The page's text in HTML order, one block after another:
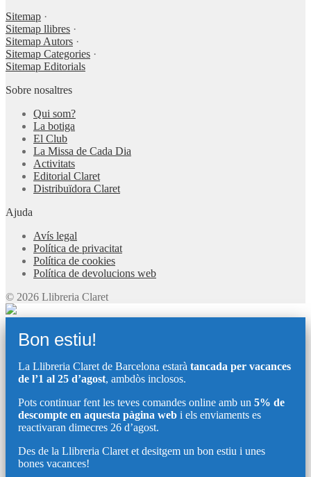
Sitemap ·
Sitemap llibres ·
Sitemap Autors ·
Sitemap Categories ·
Sitemap Editorials
Sobre nosaltres
Qui som?
La botiga
El Club
La Missa de Cada Dia
Activitats
Editorial Claret
Distribuïdora Claret
Ajuda
Avís legal
Política de privacitat
Política de cookies
Política de devolucions web
© 2026 Llibreria Claret
Bon estiu!
La Llibreria Claret de Barcelona estarà tancada per vacances
de l’1 al 25 d’agost, ambdòs inclosos.
Pots continuar fent les teves comandes online amb un 5% de
descompte en aquesta pàgina web i els enviaments es
reactivaran dimecres 26 d’agost.
Des de la Llibreria Claret et desitgem un bon estiu i unes
bones vacances!